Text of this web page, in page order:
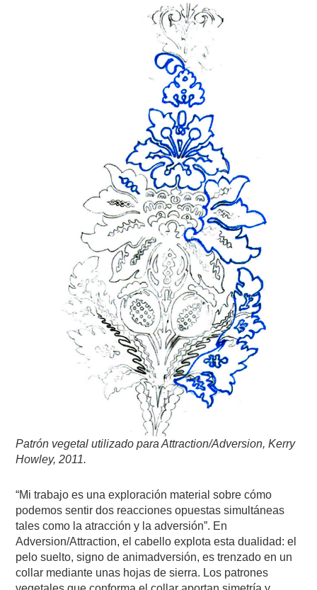
Patrón vegetal utilizado para Attraction/Adversion, Kerry
Howley, 2011.
“Mi trabajo es una exploración material sobre cómo
podemos sentir dos reacciones opuestas simultáneas
tales como la atracción y la adversión”. En
Adversion/Attraction, el cabello explota esta dualidad: el
pelo suelto, signo de animadversión, es trenzado en un
collar mediante unas hojas de sierra. Los patrones